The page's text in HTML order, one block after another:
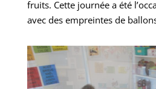
fruits. Cette journée a été
avec des empreintes de